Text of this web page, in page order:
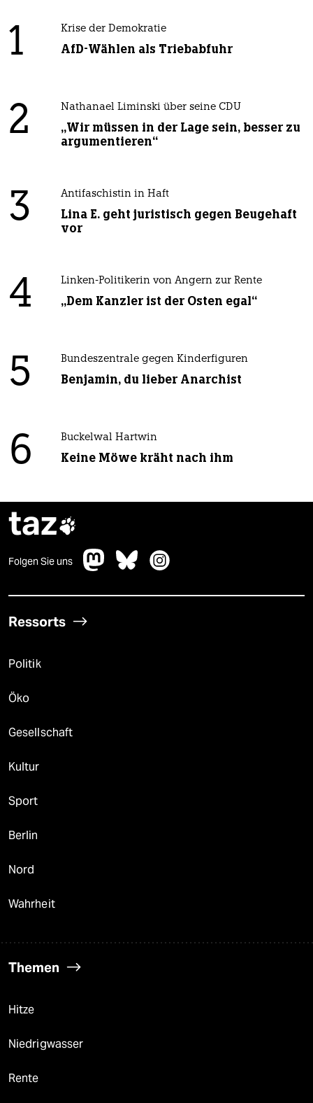
1 Krise der Demokratie
AfD-Wählen als Triebabfuhr
2 Nathanael Liminski über seine CDU
„Wir müssen in der Lage sein, besser zu
argumentieren“
3 Antifaschistin in Haft
Lina E. geht juristisch gegen Beugehaft
vor
4 Linken-Politikerin von Angern zur Rente
„Dem Kanzler ist der Osten egal“
5 Bundeszentrale gegen Kinderfiguren
Benjamin, du lieber Anarchist
6 Buckelwal Hartwin
Keine Möwe kräht nach ihm
taz
Folgen Sie uns
Ressorts
Politik
Öko
Gesellschaft
Kultur
Sport
Berlin
Nord
Wahrheit
Themen
Hitze
Niedrigwasser
Rente